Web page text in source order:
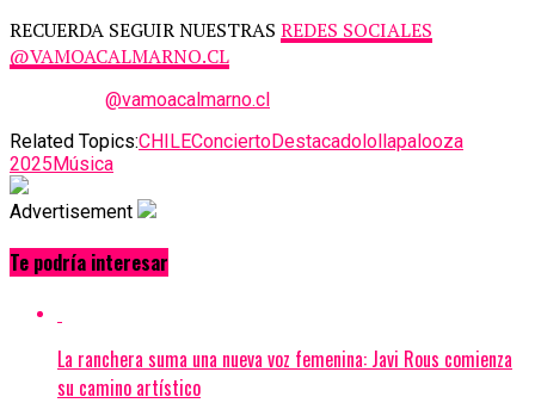
RECUERDA SEGUIR NUESTRAS REDES SOCIALES
@VAMOACALMARNO.CL
@vamoacalmarno.cl
Related Topics:CHILEConciertoDestacado lollapalooza
2025 Música
Advertisement
Te podría interesar
La ranchera suma una nueva voz femenina: Javi Rous comienza
su camino artístico